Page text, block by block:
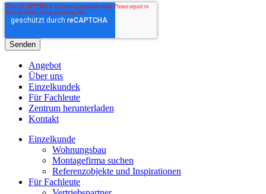
Angebot
Über uns
Einzelkundek
Für Fachleute
Zentrum herunterladen
Kontakt
Einzelkunde
Wohnungsbau
Montagefirma suchen
Referenzobjekte und Inspirationen
Für Fachleute